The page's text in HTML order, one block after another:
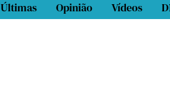
Últimas Opinião Vídeos